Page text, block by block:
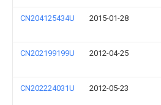
CN204125434U 2015-01-28
CN202199199U 2012-04-25
CN202224031U 2012-05-23